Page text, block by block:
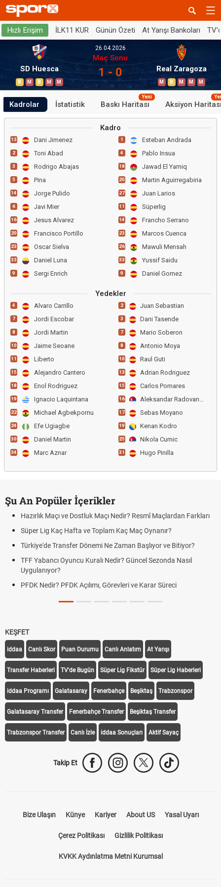
Hızlı Erişim İLK11 KUR Günün Özeti At Yarışı Bankoları
SD Huesca
B M B M M
26.04.2026
Maç Sonu
1 - 0 Real Zaragoza
M B M M M
Kadrolar İstatistik Baskı Haritası
Yeni
Aksiyon
Kadro
13 Dani Jimenez
2 Toni Abad
3 Rodrigo Abajas
5 Pina
14 Jorge Pulido
6 Javi Mier
16 Jesus Alvarez
20 Francisco Portillo
23 Oscar Sielva
33 Daniel Luna
9 Sergi Enrich
1 Esteban Andrada
4 Pablo Insua
18 Jawad El Yamiq
20 Martin Aguirregabiria
27 Juan Larios
11 Süperlig
14 Francho Serrano
23 Marcos Cuenca
26 Mawuli Mensah
33 Yussif Saidu
9 Daniel Gomez
Yedekler
4 Alvaro Carrillo
7 Jordi Escobar
8 Jordi Martin
10 Jaime Seoane
11 Liberto
15 Alejandro Cantero
18 Enol Rodriguez
19 Ignacio Laquintana
22 Michael Agbekpornu
24 Efe Ugiagbe
30 Daniel Martin
34 Marc Aznar
2 Juan Sebastian
3 Dani Tasende
7 Mario Soberon
8 Antonio Moya
10 Raul Guti
13 Adrian Rodriguez
15 Carlos Pomares
16 Aleksandar Radovanovic
17 Sebas Moyano
19 Kenan Kodro
25 Nikola Cumic
31 Hugo Pinilla
Şu An Popüler İçerikler
Hazırlık Maçı ve Dostluk Maçı Nedir? Resmî Maçlardan Farkları
Süper Lig Kaç Hafta ve Toplam Kaç Maç Oynanır?
Türkiye'de Transfer Dönemi Ne Zaman Başlıyor ve Bitiyor?
TFF Yabancı Oyuncu Kuralı Nedir? Güncel Sezonda Nasıl
Uygulanıyor?
PFDK Nedir? PFDK Açılımı, Görevleri ve Karar Süreci
KEŞFET
iddaa Canlı Skor Puan Durumu Canlı Anlatım At Yarışı
Transfer Haberleri TV'de Bugün Süper Lig Fikstür Süper Lig Haberleri
iddaa Programı Galatasaray Fenerbahçe Beşiktaş Trabzonspor
Galatasaray Transfer Fenerbahçe Transfer Beşiktaş Transfer
Trabzonspor Transfer Canlı İzle iddaa Sonuçları Aktif Sayaç
Takip Et
Bize Ulaşın Künye Kariyer About US Yasal Uyarı
Çerez Politikası Gizlilik Politikası
KVKK Aydınlatma Metni Kurumsal